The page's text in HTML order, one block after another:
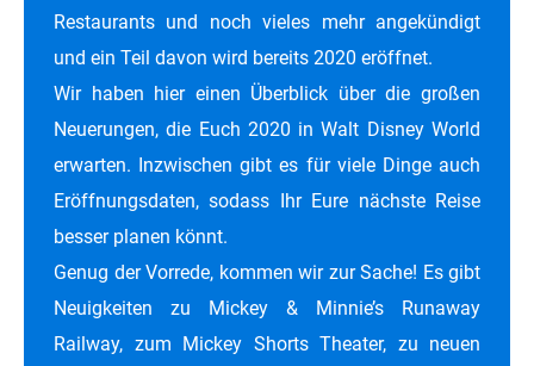
Restaurants und noch vieles mehr angekündigt
und ein Teil davon wird bereits 2020 eröffnet.
Wir haben hier einen Überblick über die großen
Neuerungen, die Euch 2020 in Walt Disney World
erwarten. Inzwischen gibt es für viele Dinge auch
Eröffnungsdaten, sodass Ihr Eure nächste Reise
besser planen könnt.
Genug der Vorrede, kommen wir zur Sache! Es gibt
Neuigkeiten zu Mickey & Minnie’s Runaway
Railway, zum Mickey Shorts Theater, zu neuen